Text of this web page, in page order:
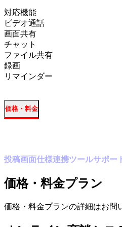
対応機能
ビデオ通話
画面共有
チャット
ファイル共有
録画
リマインダー
価格・料金
投稿画面仕様連携ツールサポー
価格・料金プラン
価格・料金プランの詳細はお問